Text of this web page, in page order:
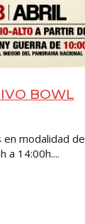
BOWL
modalidad
a 14:00h....